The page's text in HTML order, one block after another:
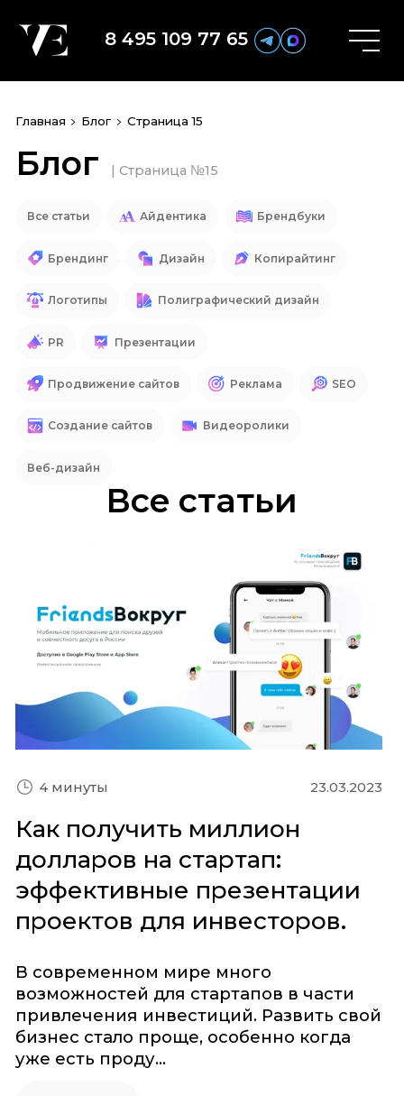
8 495 109 77 65
Главная Блог Страница 15
Блог | Страница №15
Все статьи Айдентика Брендбуки
Брендинг Дизайн Копирайтинг
Логотипы Полиграфический дизайн
PR Презентации
Продвижение сайтов Реклама SEO
Создание сайтов Видеоролики
Веб-дизайн
Все статьи
4 минуты 23.03.2023
Как получить миллион
долларов на стартап:
эффективные презентации
проектов для инвесторов.
В современном мире много
возможностей для стартапов в части
привлечения инвестиций. Развить свой
бизнес стало проще, особенно когда
уже есть проду...